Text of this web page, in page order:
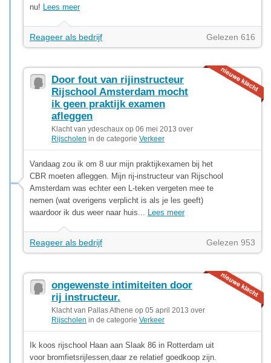
nu! Lees meer
Reageer als bedrijf Gelezen 616
Door fout van rijinstructeur
Rijschool Amsterdam mocht
ik geen praktijk examen
afleggen
Klacht van ydeschaux op 06 mei 2013 over
Rijscholen in de categorie Verkeer
Vandaag zou ik om 8 uur mijn praktijkexamen bij het
CBR moeten afleggen. Mijn rij-instructeur van Rijschool
Amsterdam was echter een L-teken vergeten mee te
nemen (wat overigens verplicht is als je les geeft)
waardoor ik dus weer naar huis... Lees meer
Reageer als bedrijf Gelezen 953
ongewenste intimiteiten door
rij instructeur.
Klacht van Pallas Athene op 05 april 2013 over
Rijscholen in de categorie Verkeer
Ik koos rijschool Haan aan Slaak 86 in Rotterdam uit
voor bromfietsrijlessen,daar ze relatief goedkoop zijn.